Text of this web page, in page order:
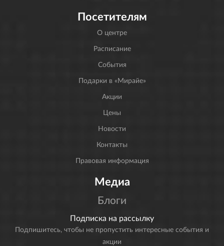
Посетителям
О центре
Расписание
События
Подарки в «Мирайе»
Акции
Цены
Новости
Контакты
Правовая информация
Медиа
Блоги
Подписка на рассылку
Подпишитесь, чтобы не пропустить интересные события и
акции